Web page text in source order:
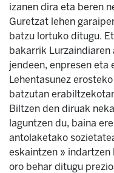
izanen dira eta beren
Guretzat lehen
batzu lortuko ditugu.
bakarrik
jendeen, enpresen eta
Lehentasunez
batzutan
Biltzen den diruak
laguntzen du, baina
antolaketako
eskaintzen »
oro behar ditugu